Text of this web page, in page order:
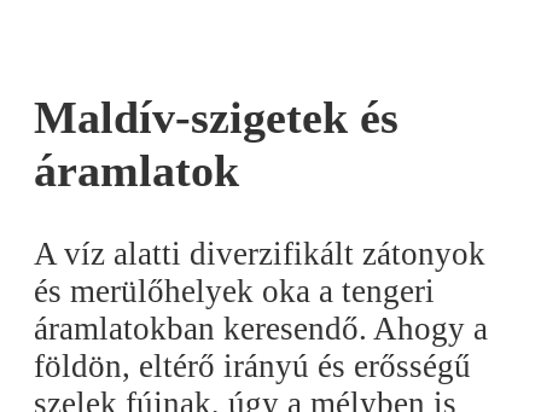
Maldív-szigetek és
áramlatok
A víz alatti diverzifikált zátonyok
és merülőhelyek oka a tengeri
áramlatokban keresendő. Ahogy a
földön, eltérő irányú és erősségű
szelek fújnak, úgy a mélyben is